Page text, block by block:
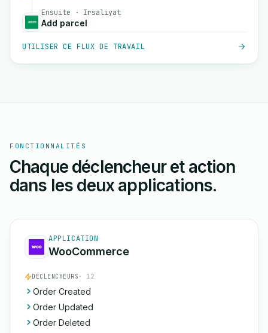
Ensuite · Irsaliyat
Add parcel
UTILISER CE FLUX DE TRAVAIL
FONCTIONNALITÉS
Chaque déclencheur et action
dans les deux applications.
APPLICATION
WooCommerce
DÉCLENCHEURS · 12
Order Created
Order Updated
Order Deleted